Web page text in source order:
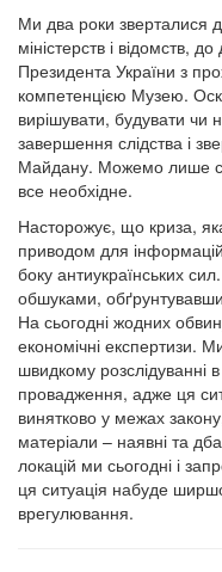
Ми два роки зверталися
міністерств і відомств,
Президента України з
компетенцією Музею.
вирішувати, будувати
завершення слідства і
Майдану. Можемо лише
все необхідне.
Насторожує, що криза,
приводом для
боку антиукраїнських
обшуками,
На сьогодні жодних
економічні експертизи.
швидкому розслідуванні
провадження, адже ця
винятково у межах
матеріали – наявні та
локацій ми сьогодні і
ця ситуація набуде
врегулювання.